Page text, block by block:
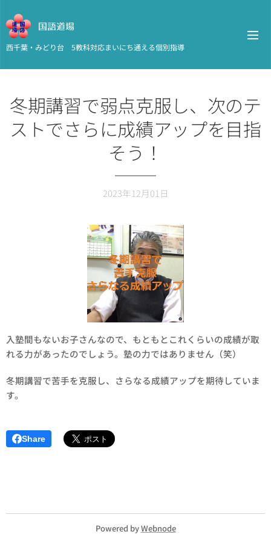
国語道場
西千葉・みどり台 5教科対応まいにち通える個別指導
冬期講習で弱点克服し、次のテ
ストでさらに成績アップを目指
そう！
2023年12月01日
入塾間もないお子さんなので、もともとこれくらいの成績が取
れる力があったのでしょう。塾の力ではありません（笑）
冬期講習で苦手を克服し、さらなる成績アップを期待していま
す。
Share
Powered byWebnode